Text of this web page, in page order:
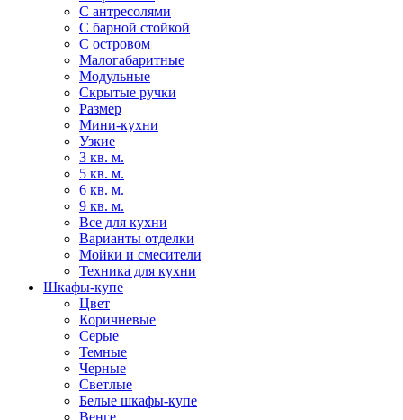
С антресолями
С барной стойкой
С островом
Малогабаритные
Модульные
Скрытые ручки
Размер
Мини-кухни
Узкие
3 кв. м.
5 кв. м.
6 кв. м.
9 кв. м.
Все для кухни
Варианты отделки
Мойки и смесители
Техника для кухни
Шкафы-купе
Цвет
Коричневые
Серые
Темные
Черные
Светлые
Белые шкафы-купе
Венге